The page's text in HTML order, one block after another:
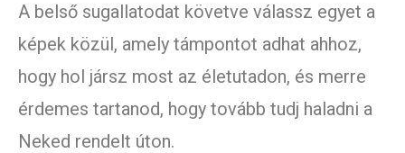
A belső sugallatodat követve válassz egyet a
képek közül, amely támpontot adhat ahhoz,
hogy hol jársz most az életutadon, és merre
érdemes tartanod, hogy tovább tudj haladni a
Neked rendelt úton.